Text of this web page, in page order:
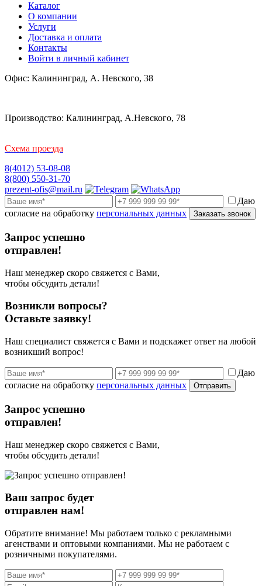
Каталог
О компании
Услуги
Доставка и оплата
Контакты
Войти в личный кабинет
Офис: Калининград, А. Невского, 38
Производство: Калининград, А.Невского, 78
Схема проезда
8(4012) 53-08-08
8(800) 550-31-70
prezent-ofis@mail.ru
Даю
согласие на обработку персональных данных Заказать звонок
Запрос успешно
отправлен!
Наш менеджер скоро свяжется с Вами,
чтобы обсудить детали!
Возникли вопросы?
Оставьте заявку!
Наш специалист свяжется с Вами и подскажет ответ на любой
возникший вопрос!
Даю
согласие на обработку персональных данных Отправить
Запрос успешно
отправлен!
Наш менеджер скоро свяжется с Вами,
чтобы обсудить детали!
Ваш запрос будет
отправлен нам!
Обратите внимание! Мы работаем только с рекламными
агенствами и оптовыми компаниями. Мы не работаем с
розничными покупателями.